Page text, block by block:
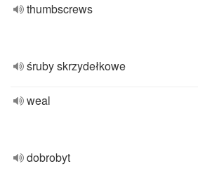
thumbscrews
śruby skrzydełkowe
weal
dobrobyt